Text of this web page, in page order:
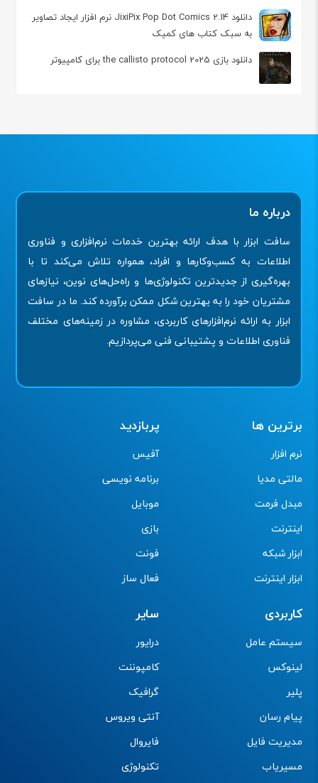
دانلود JixiPix Pop Dot Comics 2.14 نرم افزار ایجاد تصاویر
به سبک کتاب‏ های کمیک
دانلود بازی 2025 the callisto protocol برای کامپیوتر
درباره ما
سافت ابزار با هدف ارائه بهترین خدمات نرم‌افزاری و فناوری
اطلاعات به کسب‌وکارها و افراد، همواره تلاش می‌کند تا با
بهره‌گیری از جدیدترین تکنولوژی‌ها و راه‌حل‌های نوین، نیازهای
مشتریان خود را به بهترین شکل ممکن برآورده کند. ما در سافت
ابزار به ارائه نرم‌افزارهای کاربردی، مشاوره در زمینه‌های مختلف
فناوری اطلاعات و پشتیبانی فنی می‌پردازیم.
برترین ها
نرم افزار
مالتی مدیا
مبدل فرمت
اینترنت
ابزار شبکه
ابزار اینترنت
پربازدید
آفیس
برنامه نویسی
موبایل
بازی
فونت
فعال ساز
کاربردی
سیستم عامل
لینوکس
پلیر
پیام رسان
مدیریت فایل
مسیریاب
سایر
درایور
کامپوننت
گرافیک
آنتی ویروس
فایروال
تکنولوژی